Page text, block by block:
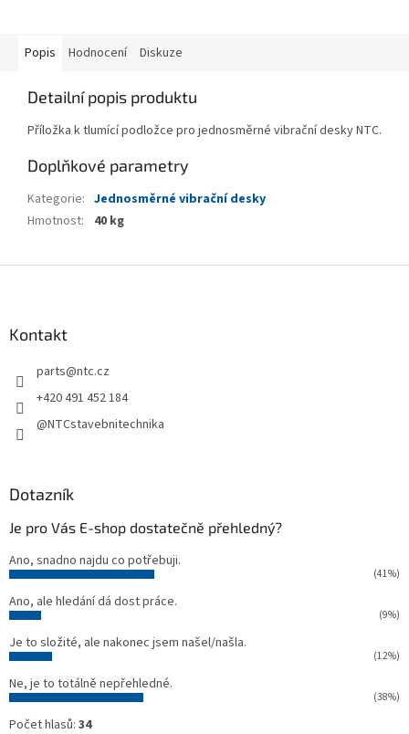
Popis Hodnocení Diskuze
Detailní popis produktu
Příložka k tlumící podložce pro jednosměrné vibrační desky NTC.
Doplňkové parametry
Kategorie: Jednosměrné vibrační desky
Hmotnost: 40 kg
Kontakt
parts@ntc.cz
+420 491 452 184
@NTCstavebnitechnika
Dotazník
Je pro Vás E-shop dostatečně přehledný?
Ano, snadno najdu co potřebuji.
(41%)
Ano, ale hledání dá dost práce.
(9%)
Je to složité, ale nakonec jsem našel/našla.
(12%)
Ne, je to totálně nepřehledné.
(38%)
Počet hlasů: 34